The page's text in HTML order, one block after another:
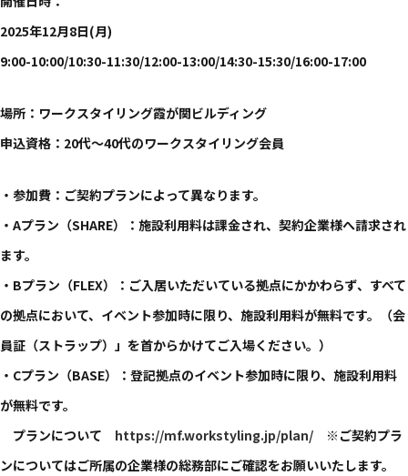
2025年12月8日(月)
9:00-10:00/10:30-11:30/12:00-13:00/14:30-15:30/16:00-17:00
​場所：ワークスタイリング霞が​関ビルディング
申込資格：20代～40代の​ワークスタイリング会員
・参加費：ご契約プランに​よって​異なります。​
・Aプラン​（SHARE）​：施設利用料は​課金され、​契約企業様へ​請求され
ます。​
・Bプラン​（FLEX）​：ご入居いただいている​拠点に​かかわらず、​すべて
の​拠点に​おいて、​イベント参加時に​限り、​施設利用料が​無料です。​（会
員証​（ストラップ）」を​首から​かけて​ご入場ください。​）
・Cプラン​（BASE）​：登記拠点の​イベント参加時に​限り、​施設利用料
が​無料です。​
プランに​ついて​ https://mf.workstyling.jp/plan/ ※ご契約プラ
ンに​ついては​ご所属の​企業様の​総務部に​ご確認を​お願い​いたします。​